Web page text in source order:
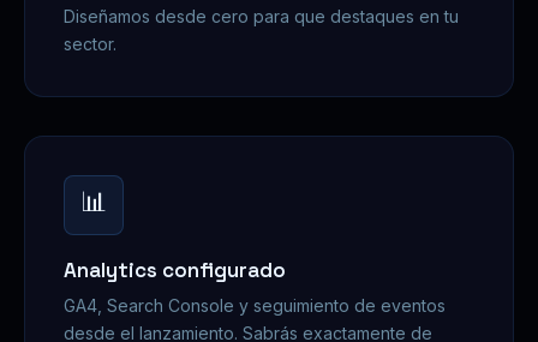
Diseñamos desde cero para que destaques en tu
sector.
📊
Analytics configurado
GA4, Search Console y seguimiento de eventos
desde el lanzamiento. Sabrás exactamente de